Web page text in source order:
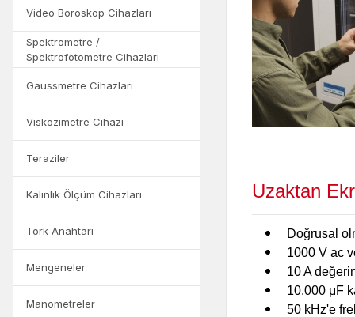
Video Boroskop Cihazları
Spektrometre /
Spektrofotometre Cihazları
Gaussmetre Cihazları
Viskozimetre Cihazı
Teraziler
Kalınlık Ölçüm Cihazları
Tork Anahtarı
Mengeneler
Manometreler
Uzaktan
Doğrusal
1000 V ac
10 A
10.000 μF
50 kHz'e